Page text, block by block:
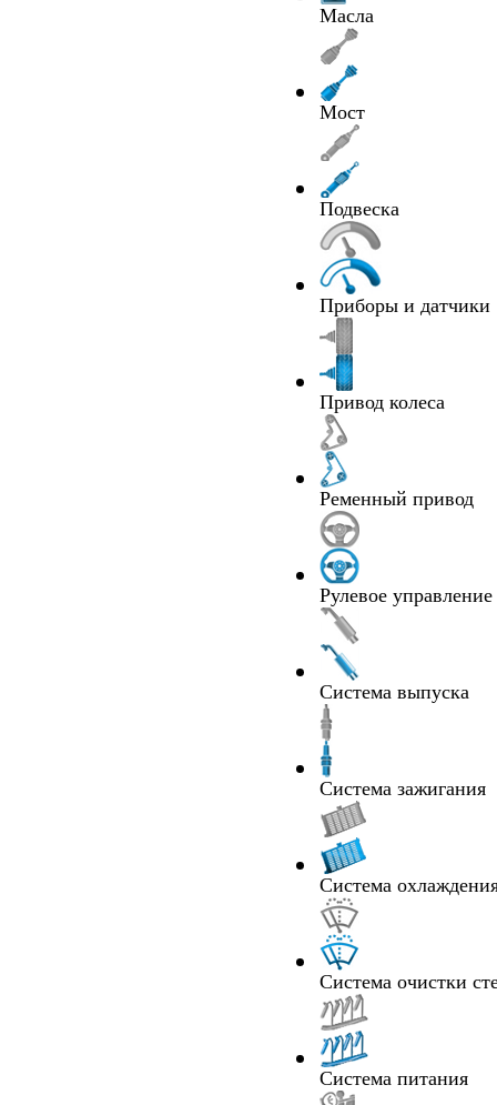
Масла
Мост
Подвеска
Приборы и датчики
Привод колеса
Ременный привод
Рулевое управление
Система выпуска
Система зажигания
Система
Система очистки
Система питания